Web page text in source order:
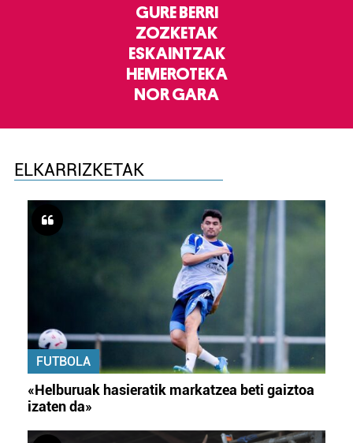
GURE BERRI
ZOZKETAK
ESKAINTZAK
HEMEROTEKA
NOR GARA
ELKARRIZKETAK
FUTBOLA
«Helburuak hasieratik markatzea beti gaiztoa
izaten da»